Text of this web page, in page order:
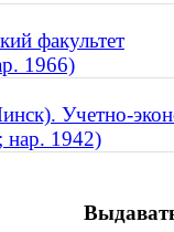
факультет
1966)
Учетно-
нар. 1942)